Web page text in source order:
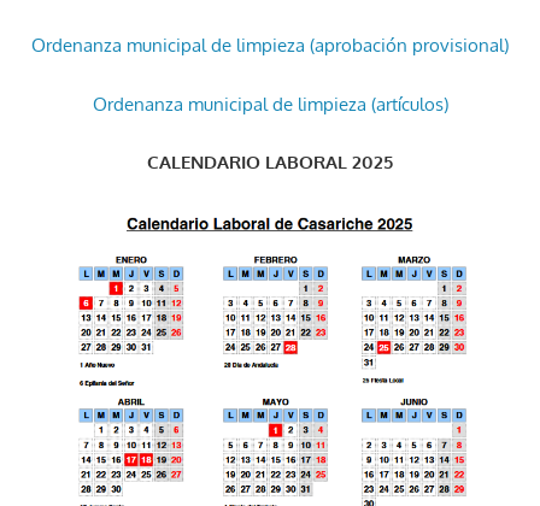
Ordenanza municipal de limpieza (aprobación provisional)
Ordenanza municipal de limpieza (artículos)
CALENDARIO LABORAL 2025